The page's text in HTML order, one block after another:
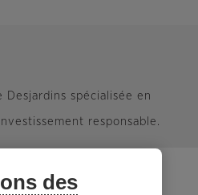
Desjardins spécialisée en
responsable.
Tous droits réservés.
des